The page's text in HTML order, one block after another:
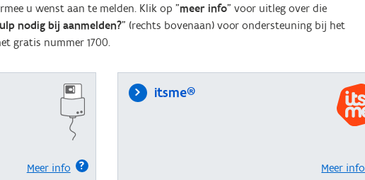
u wenst aan te melden. Klik op "meer info" voor uitleg over die
nodig bij aanmelden?" (rechts bovenaan) voor ondersteuning bij het
gratis nummer 1700.
Meer info
itsme®
Meer info